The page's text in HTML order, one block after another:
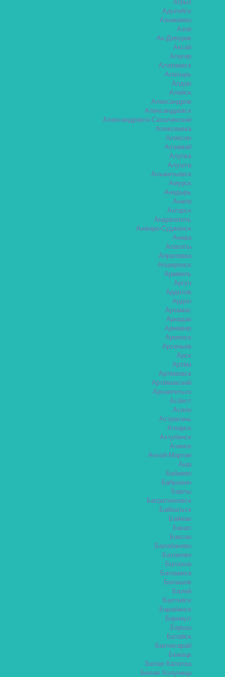
Агрыз
Адыгейск
Азнакаево
Азов
Ак-Довурак
Аксай
Алагир
Алапаевск
Алатырь
Алдан
Алейск
Александров
Александровск
Александровск-Сахалинский
Алексеевка
Алексин
Алзамай
Алупка
Алушта
Альметьевск
Амурск
Анадырь
Анапа
Ангарск
Андреаполь
Анжеро-Судженск
Анива
Апатиты
Апрелевка
Апшеронск
Арамиль
Аргун
Ардатов
Ардон
Арзамас
Аркадак
Армавир
Армянск
Арсеньев
Арск
Артём
Артёмовск
Артёмовский
Архангельск
Асбест
Асино
Астрахань
Аткарск
Ахтубинск
Ачинск
Ачхой-Мартан
Аша
Бабаево
Бабушкин
Бавлы
Багратионовск
Байкальск
Баймак
Бакал
Баксан
Балабаново
Балаково
Балахна
Балашиха
Балашов
Балей
Балтийск
Барабинск
Барнаул
Барыш
Батайск
Бахчисарай
Бежецк
Белая Калитва
Белая Холуница